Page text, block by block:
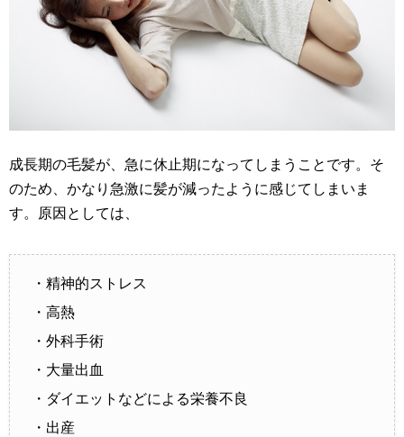
成長期の毛髪が、急に休止期になってしまうことです。そ
のため、かなり急激に髪が減ったように感じてしまいま
す。原因としては、
・精神的ストレス
・高熱
・外科手術
・大量出血
・ダイエットなどによる栄養不良
・出産